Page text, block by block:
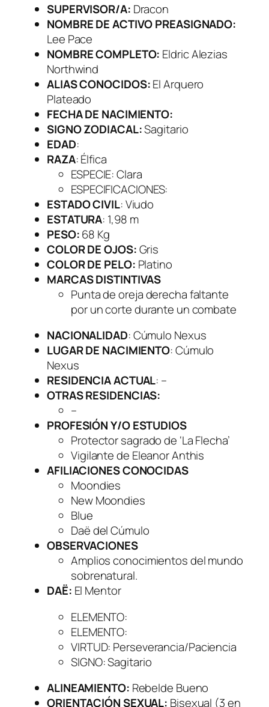
SUPERVISOR/A: Dracon
NOMBRE DE ACTIVO PREASIGNADO:
Lee Pace
NOMBRE COMPLETO: Eldric Alezias
Northwind
ALIAS CONOCIDOS:El Arquero
Plateado
FECHA DE NACIMIENTO:
SIGNO ZODIACAL:Sagitario
EDAD:
RAZA: Élfica
ESPECIE: Clara
ESPECIFICACIONES:
ESTADO CIVIL: Viudo
ESTATURA: 1,98 m
PESO:68 Kg
COLOR DE OJOS:Gris
COLOR DE PELO: Platino
MARCAS DISTINTIVAS
Punta de oreja derecha faltante
por un corte durante un combate
NACIONALIDAD: Cúmulo Nexus
LUGAR DE NACIMIENTO: Cúmulo
Nexus
RESIDENCIA ACTUAL: –
OTRAS RESIDENCIAS:
–
PROFESIÓN Y/O ESTUDIOS
Protector sagrado de ‘La Flecha’
Vigilante de Eleanor Anthis
AFILIACIONES CONOCIDAS
Moondies
New Moondies
Blue
Daë del Cúmulo
OBSERVACIONES
Amplios conocimientos del mundo
sobrenatural.
DAË: El Mentor
ELEMENTO:
ELEMENTO:
VIRTUD: Perseverancia/Paciencia
SIGNO: Sagitario
ALINEAMIENTO: Rebelde Bueno
ORIENTACIÓN SEXUAL: Bisexual (3 en